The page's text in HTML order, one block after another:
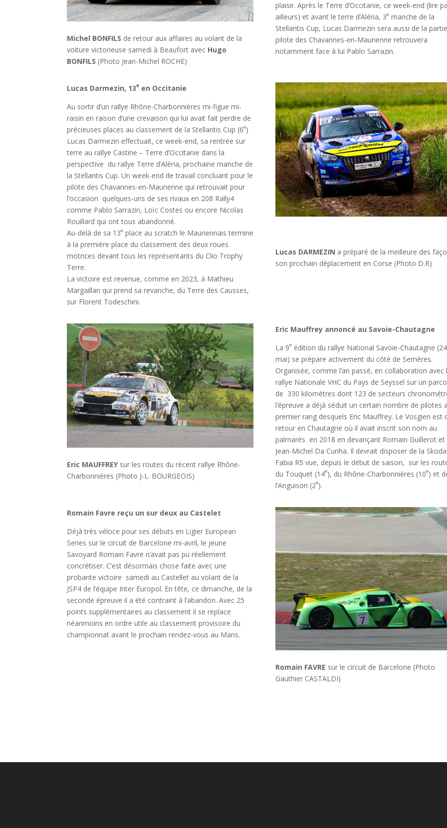
Michel BONFILS de retour aux affaires au volant de la
voiture victorieuse samedi à Beaufort avec Hugo
BONFILS (Photo Jean-Michel ROCHE)
plaisir. Après le Terre d’Occitanie, ce week-end (lire
ailleurs) et avant le terre d’Aléria, 3emanche de la
Stellantis Cup, Lucas Darmezin sera aussi de la
pilote des Chavannes-en-Maurienne retrouvera
notamment face à lui Pablo Sarrazin.
Lucas Darmezin, 13e en Occitanie
Au sortir d’un rallye Rhône-Charbonnières mi-figue mi-
raisin en raison d’une crevaison qui lui avait fait perdre de
précieuses places au classement de la Stellantis Cup (6e)
Lucas Darmezin effectuait, ce week-end, sa rentrée sur
terre au rallye Castine – Terre d’Occitanie dans la
perspective du rallye Terre d’Aléria, prochaine manche de
la Stellantis Cup. Un week-end de travail concluant pour le
pilote des Chavannes-en-Maurienne qui retrouvait pour
l’occasion quelques-uns de ses rivaux en 208 Rally4
comme Pablo Sarrazin, Loïc Costes ou encore Nicolas
Rouillard qui ont tous abandonné.
Au-delà de sa 13e place au scratch le Mauriennais termine
à la première place du classement des deux roues
motrices devant tous les représentants du Clio Trophy
Terre.
La victoire est revenue, comme en 2023, à Mathieu
Margaillan qui prend sa revanche, du Terre des Causses,
sur Florent Todeschini.
Lucas DARMEZIN a préparé de la meilleure des
son prochain déplacement en Corse (Photo D.R)
Eric MAUFFREYsur les routes du récent rallye Rhône-
Charbonnières (Photo J-L. BOURGEOIS)
Eric Mauffrey annoncé au Savoie-Chautagne
La 9eédition du rallye National Savoie-Chautagne
mai) se prépare activement du côté de Serrières.
Organisée, comme l’an passé, en collaboration avec
rallye Nationale VHC du Pays de Seyssel sur un
de 330 kilomètres dont 123 de secteurs
l’épreuve a déjà séduit un certain nombre de pilotes
premier rang desquels Eric Mauffrey. Le Vosgien est
retour en Chautagne où il avait inscrit son nom au
palmarès en 2018 en devançant Romain Guillerot et
Jean-Michel Da Cunha. Il devrait disposer de la Skoda
Fabia R5 vue, depuis le début de saison, sur les
du Touquet (14e), du Rhône-Charbonnières (10e) et
l’Anguison (2e).
Romain Favre reçu un sur deux au Castelet
Déjà très véloce pour ses débuts en Ligier European
Series sur le circuit de Barcelone mi-avril, le jeune
Savoyard Romain Favre n’avait pas pu réellement
concrétiser. C’est désormais chose faite avec une
probante victoire samedi au Castellet au volant de la
JSP4 de l’équipe Inter Europol. En tête, ce dimanche, de la
seconde épreuve il a été contraint à l’abandon. Avec 25
points supplémentaires au classement il se replace
néanmoins en ordre utile au classement provisoire du
championnat avant le prochain rendez-vous au Mans.
Romain FAVRE sur le circuit de Barcelone (Photo
Gauthier CASTALDI)